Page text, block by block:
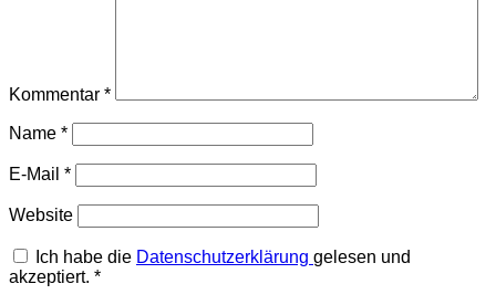
Kommentar *
Name *
E-Mail *
Website
Ich habe die Datenschutzerklärung gelesen und
akzeptiert. *